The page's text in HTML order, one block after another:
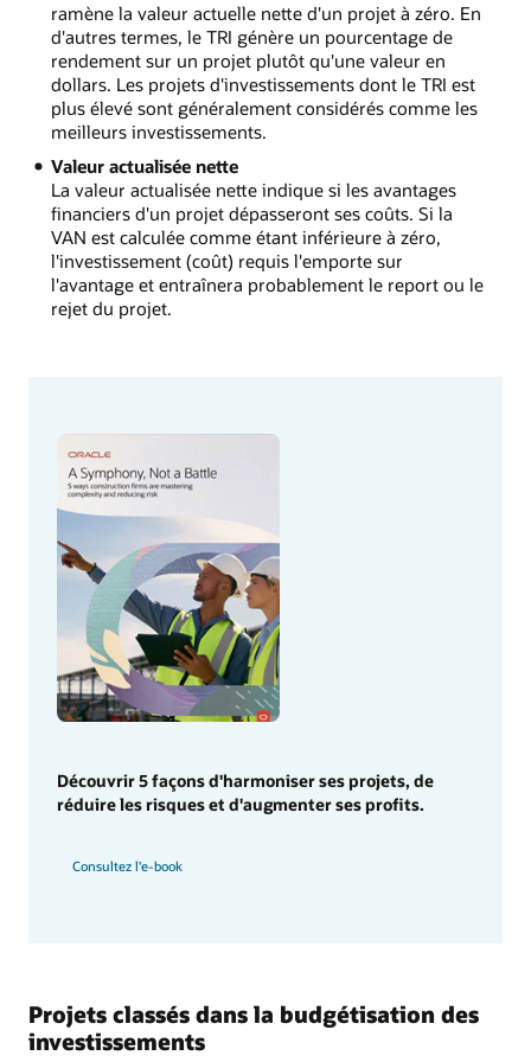
ramène la valeur actuelle nette d'un projet à zéro. En
d'autres termes, le TRI génère un pourcentage de
rendement sur un projet plutôt qu'une valeur en
dollars. Les projets d'investissements dont le TRI est
plus élevé sont généralement considérés comme les
meilleurs investissements.
Valeur actualisée nette
La valeur actualisée nette indique si les avantages
financiers d'un projet dépasseront ses coûts. Si la
VAN est calculée comme étant inférieure à zéro,
l'investissement (coût) requis l'emporte sur
l'avantage et entraînera probablement le report ou le
rejet du projet.
Découvrir 5 façons d'harmoniser ses projets, de
réduire les risques et d'augmenter ses profits.
Consultez l'e-book
Projets classés dans la budgétisation des
investissements